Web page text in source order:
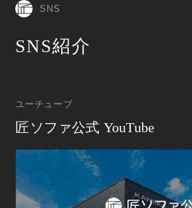
SNS
SNS紹介
ユーチューブ
匠ソファ公式 YouTube